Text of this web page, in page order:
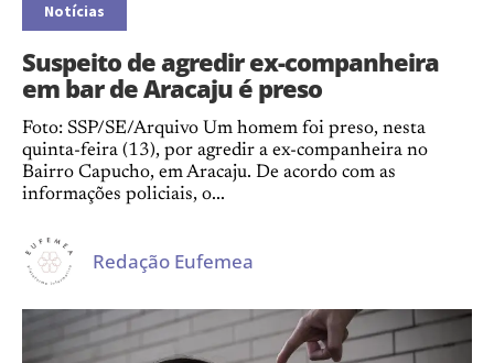
Notícias
Suspeito de agredir ex-companheira
em bar de Aracaju é preso
Foto: SSP/SE/Arquivo Um homem foi preso, nesta
quinta-feira (13), por agredir a ex-companheira no
Bairro Capucho, em Aracaju. De acordo com as
informações policiais, o...
Redação Eufemea